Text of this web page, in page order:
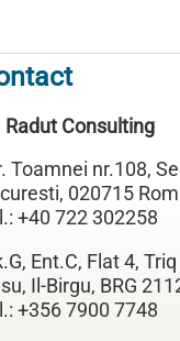
Radut Consulting
Toamnei nr.108,
020715
+40 722 302258
Ent.C, Flat 4,
Il-Birgu, BRG
+356 7900 7748